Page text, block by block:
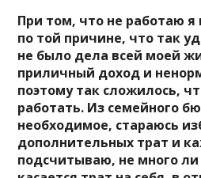
При том, что не работаю
по той причине, что так
не было дела всей моей
приличный доход и
поэтому так сложилось,
работать. Из семейного
необходимое, стараюсь
дополнительных трат и
подсчитываю, не много ли